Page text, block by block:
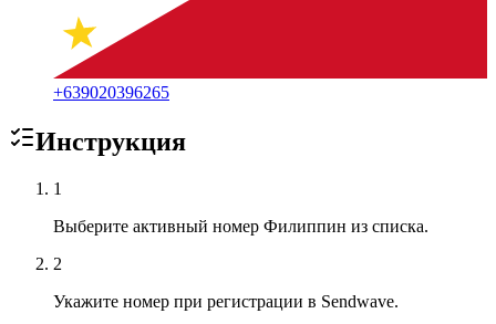
+639020396265
Инструкция
1
Выберите активный номер Филиппин из списка.
2
Укажите номер при регистрации в Sendwave.